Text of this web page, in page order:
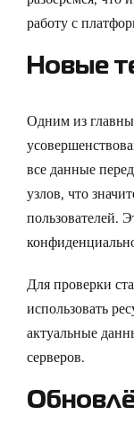
работу с
Новые
Одним из
все данные
узлов, что
пользователей.
Для проверки
использовать
актуальные
серверов.